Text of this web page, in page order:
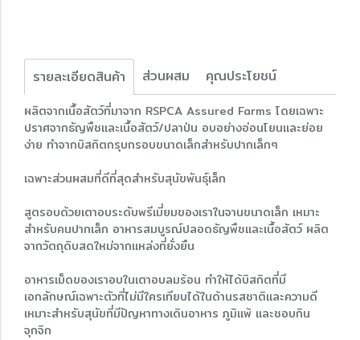
รายละเอียดสินค้า ส่วนผสม คุณประโยชน์
ผลิตจากเนื้อสัตว์ที่มาจาก RSPCA Assured Farms โดยเฉพาะ
ปราศจากธัญพืชและเนื้อสัตว์/ปลาป่น อบอย่างอ่อนโยนและย่อย
ง่าย ทำจากบิสกิตกรุบกรอบขนาดเล็กสำหรับปากเล็กๆ
เฉพาะส่วนผสมที่ดีที่สุดสำหรับสุนัขพันธุ์เล็ก
สูตรอบด้วยเตาอบระดับพรีเมี่ยมของเราในจานขนาดเล็ก เหมาะ
สำหรับคนปากเล็ก อาหารสมบูรณ์ปลอดธัญพืชและเนื้อสัตว์ ผลิต
จากวัตถุดิบสดใหม่จากแหล่งที่ยั่งยืน
อาหารเม็ดของเราอบในเตาอบลมร้อน ทำให้ได้บิสกิตที่มี
เอกลักษณ์เฉพาะตัวที่ไม่มีใครเทียบได้ในด้านรสชาติและความดี
เหมาะสำหรับสุนัขที่มีปัญหาทางเดินอาหาร ภูมิแพ้ และชอบกิน
จุกจิก